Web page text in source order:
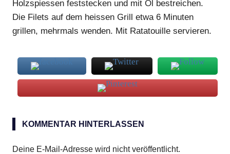
Holzspiessen feststecken und mit Öl bestreichen.
Die Filets auf dem heissen Grill etwa 6 Minuten
grillen, mehrmals wenden. Mit Ratatouille servieren.
Fiorentina
Kalbsfilet
KOMMENTAR HINTERLASSEN
Deine E-Mail-Adresse wird nicht veröffentlicht.